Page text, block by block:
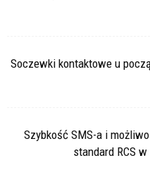
Soczewki kontaktowe u
Szybkość SMS-a i
standard RCS